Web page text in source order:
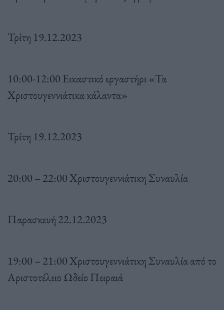
Τρίτη 19.12.2023
10:00-12:00 Εικαστικό εργαστήρι «Τα
Χριστουγεννιάτικα κάλαντα»
Τρίτη 19.12.2023
20:00 – 22:00 Χριστουγεννιάτικη Συναυλία
Παρασκευή 22.12.2023
19:00 – 21:00 Χριστουγεννιάτικη Συναυλία από το
Αριστοτέλειο Ωδείο Πειραιά